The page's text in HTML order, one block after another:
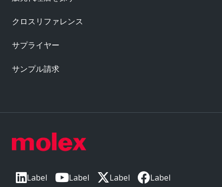
Label Label Label Label
クロスリファレンス
サプライヤー
サンプル請求